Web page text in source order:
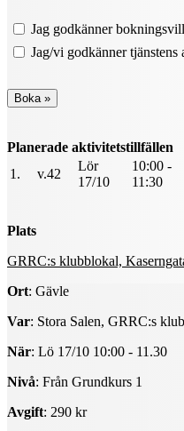
Jag godkänner
Jag/vi godkänner tjänstens
Planerade aktivitetstillfällen
1.
v.42
Lör
17/10
10:00 -
11:30
Plats
GRRC:s klubblokal,
Ort: Gävle
Var: Stora Salen, GRRC:s
När: Lö 17/10 10:00 - 11.30
Nivå: Från Grundkurs 1
Avgift: 290 kr